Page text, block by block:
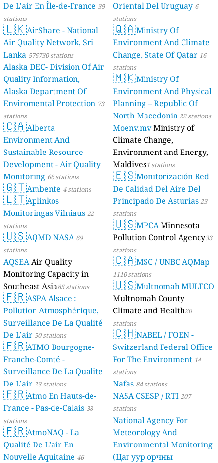
De L'air En Île-de-France 39
stations
🇱🇰AirShare - National
Air Quality Network, Sri
Lanka 576730 stations
Alaska DEC- Division Of Air
Quality Information,
Alaska Department Of
Enviromental Protection 73
stations
🇨🇦Alberta
Environment And
Sustainable Resource
Development - Air Quality
Monitoring 66 stations
🇬🇹Ambente 4 stations
🇱🇹Aplinkos
Monitoringas Vilniaus 22
stations
🇺🇸AQMD NASA 69
stations
AQSEAAir Quality
Monitoring Capacity in
Southeast Asia85 stations
🇫🇷ASPA Alsace :
Pollution Atmosphérique,
Surveillance De La Qualité
De L’air 50 stations
🇫🇷ATMO Bourgogne-
Franche-Comté -
Surveillance De La Qualite
De L’air 23 stations
🇫🇷Atmo En Hauts-de-
France - Pas-de-Calais 38
stations
🇫🇷AtmoNAQ - La
Qualité De L’air En
Nouvelle Aquitaine 46
Oriental Del Uruguay 6
stations
🇶🇦Ministry Of
Environment And Climate
Change, State Of Qatar 16
stations
🇲🇰Ministry Of
Environment And Physical
Planning – Republic Of
North Macedonia 22 stations
Moenv.mvMinistry of
Climate Change,
Environment and Energy,
Maldives1 stations
🇪🇸Monitorización Red
De Calidad Del Aire Del
Principado De Asturias 23
stations
🇺🇸MPCAMinnesota
Pollution Control Agency33
stations
🇨🇦MSC / UNBC AQMap
1110 stations
🇺🇸Multnomah MULTCO
Multnomah County
Climate and Health20
stations
🇨🇭NABEL / FOEN -
Switzerland Federal Office
For The Environment 14
stations
Nafas 84 stations
NASA CSESP / RTI 207
stations
National Agency For
Meteorology And
Environmental Monitoring
(Цаг уур орчны